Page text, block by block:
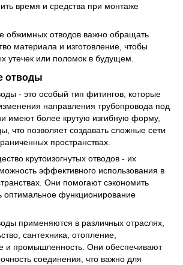
время и средства при монтаже
обжимных отводов важно обращать
материала и изготовление, чтобы
утечек или поломок в будущем.
отводы
- это особый тип фитингов, которые
направления трубопровода под
имеют более крутую изгибную форму,
что позволяет создавать сложные сети
пространствах.
крутоизогнутых отводов - их
эффективного использования в
Они помогают сэкономить
оптимальное функционирование
применяются в различных отраслях,
сантехника, отопление,
и промышленность. Они обеспечивают
соединения, что важно для